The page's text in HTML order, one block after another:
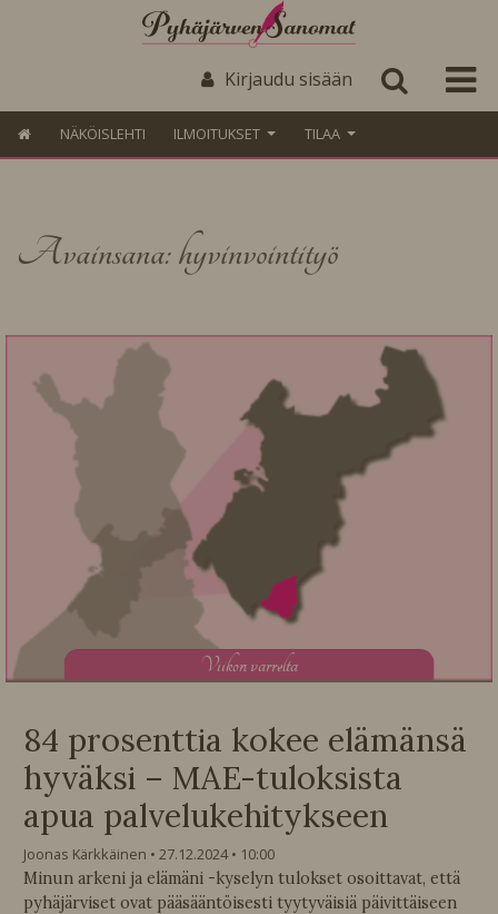
Kirjaudu sisään
NÄKÖISLEHTI ILMOITUKSET TILAA
Avainsana: hyvinvointityö
Viikon varrelta
84 prosenttia kokee elämänsä
hyväksi – MAE-tuloksista
apua palvelukehitykseen
Joonas Kärkkäinen 27.12.2024
10:00
Minun arkeni ja elämäni -kyselyn tulokset osoittavat, että
pyhäjärviset ovat pääsääntöisesti tyytyväisiä päivittäiseen